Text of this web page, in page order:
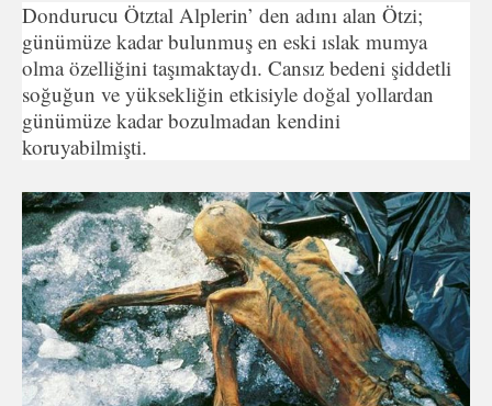
Dondurucu Ötztal Alplerin’ den adını alan Ötzi;
günümüze kadar bulunmuş en eski ıslak mumya
olma özelliğini taşımaktaydı. Cansız bedeni şiddetli
soğuğun ve yüksekliğin etkisiyle doğal yollardan
günümüze kadar bozulmadan kendini
koruyabilmişti.